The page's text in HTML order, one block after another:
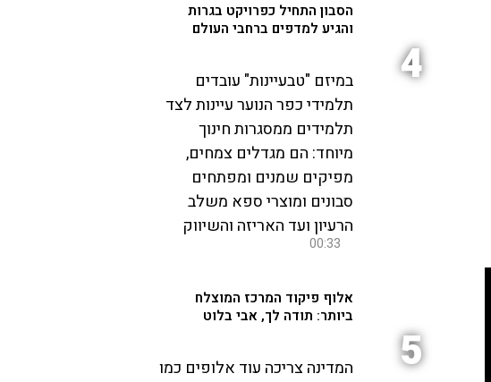
4
הסבון התחיל כפרויקט בגרות
והגיע למדפים ברחבי העולם
במיזם "טבעיינות" עובדים
תלמידי כפר הנוער עיינות לצד
תלמידים ממסגרות חינוך
מיוחד: הם מגדלים צמחים,
מפיקים שמנים ומפתחים
סבונים ומוצרי ספא משלב
הרעיון ועד האריזה והשיווק
00:33
5
אלוף פיקוד המרכז המוצלח
ביותר: תודה לך, אבי בלוט
המדינה צריכה עוד אלופים כמו